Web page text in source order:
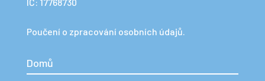
Poučení o zpracování osobních údajů.
Domů